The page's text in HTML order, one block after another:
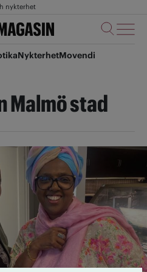
nykterhet
NykterhetMovendi
Malmö stad